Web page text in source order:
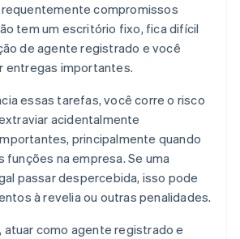
compromissos
tem um escritório fixo, fica difícil
de agente registrado e você
entregas importantes.
essas tarefas, você corre o risco
acidentalmente
principalmente quando
funções na empresa. Se uma
passar despercebida, isso pode
à revelia ou outras penalidades.
atuar como agente registrado e